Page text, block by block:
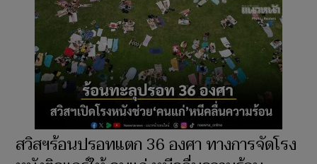
สวิสฯร้อนปรอทแตก 36 องศา ทางการจัดโรง